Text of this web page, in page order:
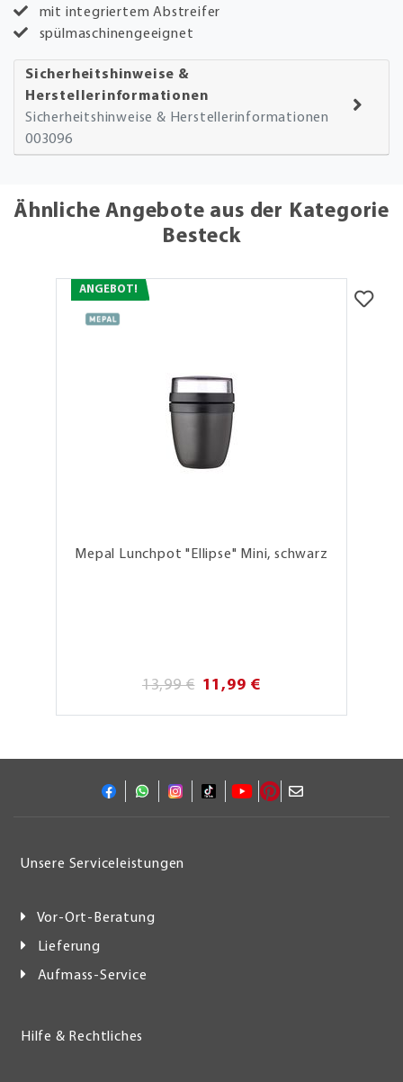
mit integriertem Abstreifer
spülmaschinengeeignet
Sicherheitshinweise &
Herstellerinformationen
Sicherheitshinweise & Herstellerinformationen
003096
Ähnliche Angebote aus der Kategorie
Besteck
ANGEBOT!
Mepal Lunchpot "Ellipse" Mini, schwarz
13,99 € 11,99 €
Unsere Serviceleistungen
Vor-Ort-Beratung
Lieferung
Aufmass-Service
Hilfe & Rechtliches